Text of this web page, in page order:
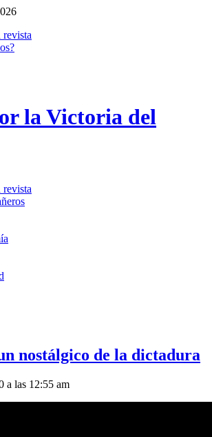
revista
la Victoria del
revista
nostálgico de la dictadura
a las 12:55 am